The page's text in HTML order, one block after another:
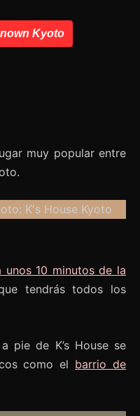
Kyoto
muy popular entre
unos 10 minutos de la
tendrás todos los
pie de K’s House se
como el barrio de